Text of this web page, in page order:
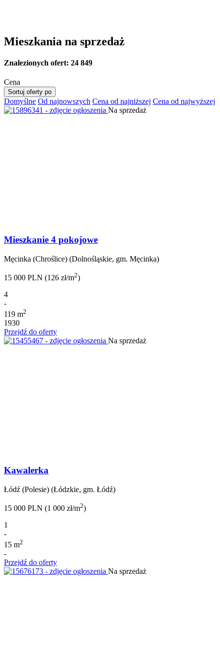
Mieszkania na sprzedaż
Znalezionych ofert: 24 849
Cena
Sortuj oferty po
Domyślne Od najnowszych Cena od najniższej Cena od najwyższej
Na sprzedaż
Mieszkanie 4 pokojowe
Męcinka (Chroślice) (Dolnośląskie, gm. Męcinka)
15 000 PLN (126 zł/m2)
4
-
119 m2
1930
Przejdź do oferty
Na sprzedaż
Kawalerka
Łódź (Polesie) (Łódzkie, gm. Łódź)
15 000 PLN (1 000 zł/m2)
1
-
15 m2
-
Przejdź do oferty
Na sprzedaż